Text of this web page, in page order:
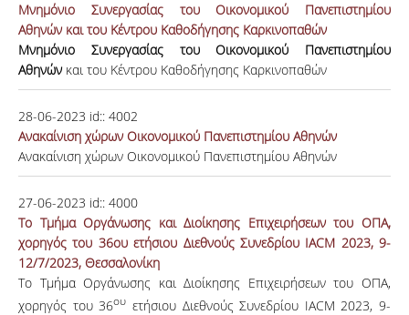
Μνημόνιο Συνεργασίας του Οικονομικού Πανεπιστημίου
Αθηνών και του Κέντρου Καθοδήγησης Καρκινοπαθών
Μνημόνιο Συνεργασίας του Οικονομικού Πανεπιστημίου
Αθηνών και του Κέντρου Καθοδήγησης Καρκινοπαθών
28-06-2023 id:: 4002
Ανακαίνιση χώρων Οικονομικού Πανεπιστημίου Αθηνών
Ανακαίνιση χώρων Οικονομικού Πανεπιστημίου Αθηνών
27-06-2023 id:: 4000
Το Τμήμα Οργάνωσης και Διοίκησης Επιχειρήσεων του ΟΠΑ,
χορηγός του 36ου ετήσιου Διεθνούς Συνεδρίου IACM 2023, 9-
12/7/2023, Θεσσαλονίκη
Το Τμήμα Οργάνωσης και Διοίκησης Επιχειρήσεων του ΟΠΑ,
χορηγός του 36ου ετήσιου Διεθνούς Συνεδρίου IACM 2023, 9-